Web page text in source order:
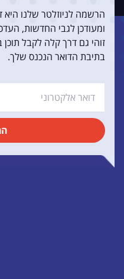
הרשמה לניוזלטר שלנו היא
ומעודכן לגבי החדשות,
זוהי גם דרך קלה לקבל תוכן
בתיבת הדואר הנכנס שלך.